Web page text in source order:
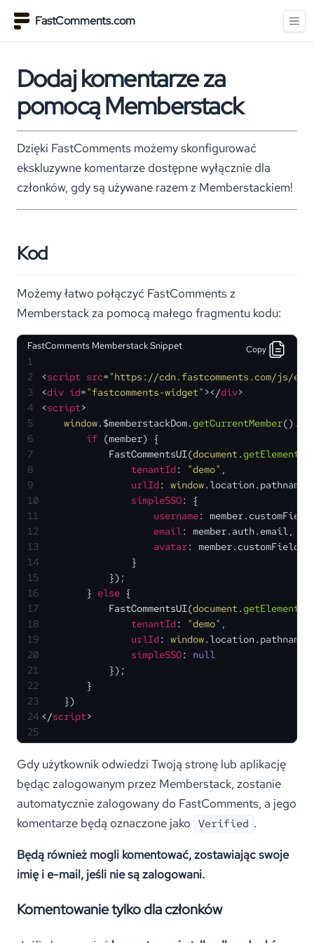
FastComments.com
Dodaj komentarze za
pomocą Memberstack
Dzięki FastComments możemy skonfigurować
ekskluzywne komentarze dostępne wyłącznie dla
członków, gdy są używane razem z Memberstackiem!
Kod
Możemy łatwo połączyć FastComments z
Memberstack za pomocą małego fragmentu kodu:
FastComments Memberstack Snippet Copy
1
2
<script src="https://cdn.fastcomments.com/js/
3
<div id="fastcomments-widget" ></div>
4
<script>
5
window. $memberstackDom.getCurrentMember().
6
if (member) {
7
FastCommentsUI(document .
8
tenantId: "demo" ,
9
urlId: window. location . pathname
10
simpleSSO: {
11
username: member.
12
email: member. auth . email,
13
avatar: member. customFields
14
                }
15
            });
16
        }
else {
17
FastCommentsUI(document .
18
tenantId: "demo" ,
19
urlId: window. location . pathname
20
simpleSSO: null
21
            });
22
        }
23
    })
24 </script>
25
Gdy użytkownik odwiedzi Twoją stronę lub aplikację
będąc zalogowanym przez Memberstack, zostanie
automatycznie zalogowany do FastComments, a jego
komentarze będą oznaczone jako Verified .
Będą również mogli komentować, zostawiając swoje
imię i e-mail, jeśli nie są zalogowani.
Komentowanie tylko dla członków